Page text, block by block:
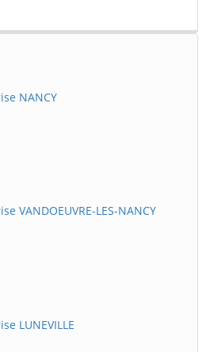
NANCY
VANDOEUVRE-LES-NANCY
LUNEVILLE